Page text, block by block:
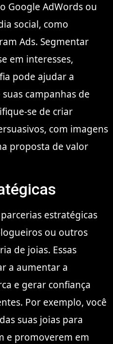
Google AdWords ou
social, como
Ads. Segmentar
em interesses,
pode ajudar a
campanhas de
se de criar
com imagens
proposta de valor
estratégicas
ou outros
de joias. Essas
a aumentar a
e gerar confiança
Por exemplo, você
suas joias para
e promoverem em